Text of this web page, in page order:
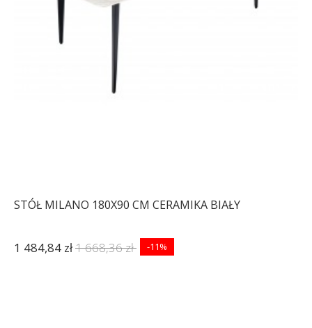
STÓŁ MILANO 180X90 CM CERAMIKA BIAŁY
1 484,84 zł1 668,36 zł -11%